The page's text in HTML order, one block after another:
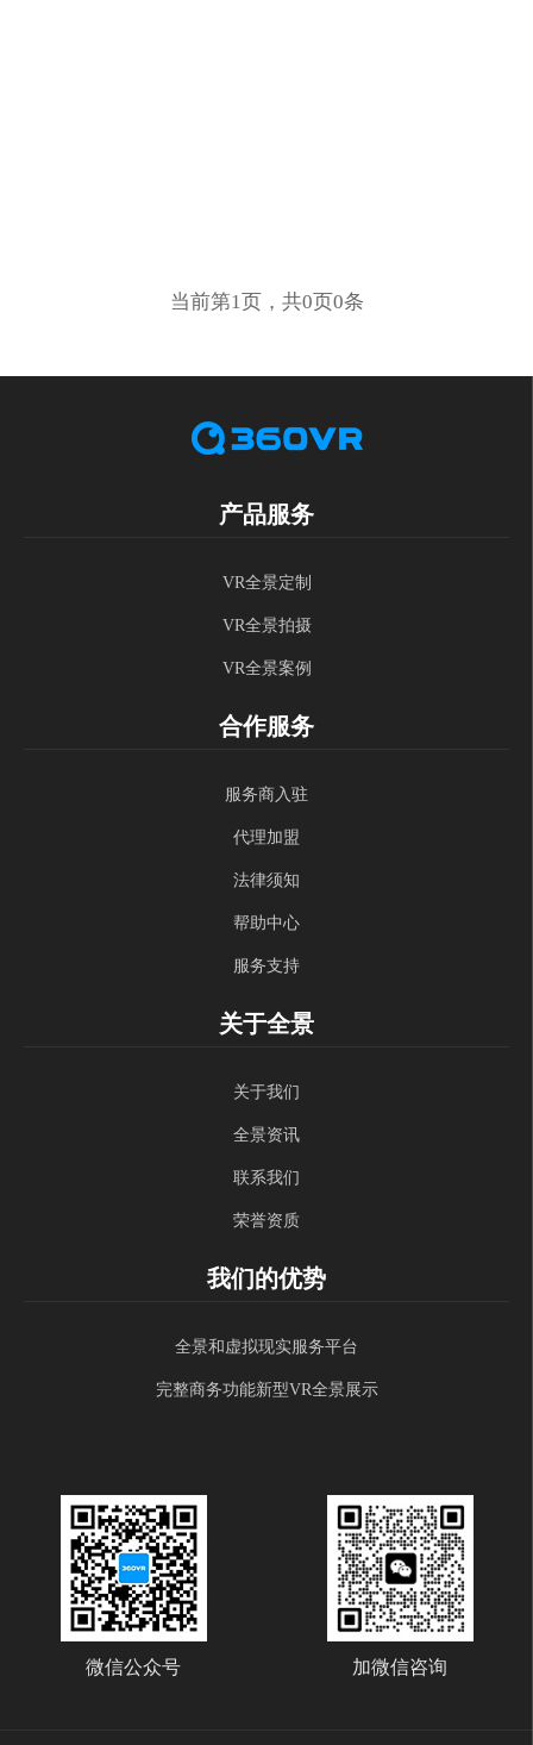
当前第1页，共0页0条
产品服务
VR全景定制
VR全景拍摄
VR全景案例
合作服务
服务商入驻
代理加盟
法律须知
帮助中心
服务支持
关于全景
关于我们
全景资讯
联系我们
荣誉资质
我们的优势
全景和虚拟现实服务平台
完整商务功能新型VR全景展示
微信公众号 加微信咨询